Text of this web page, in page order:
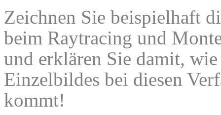
Zeichnen Sie beispielhaft
beim Raytracing und
und erklären Sie damit,
Einzelbildes bei diesen
kommt!